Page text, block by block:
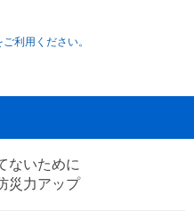
利用ください。
ないために
災力アップ